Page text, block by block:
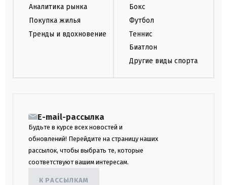
Аналитика рынка
Покупка жилья
Тренды и вдохновение
Бокс
Футбол
Теннис
Биатлон
Другие виды спорта
E-mail-рассылка
Будьте в курсе всех новостей и
обновлений! Перейдите на страницу наших
рассылок, чтобы выбрать те, которые
соответствуют вашим интересам.
К РАССЫЛКАМ